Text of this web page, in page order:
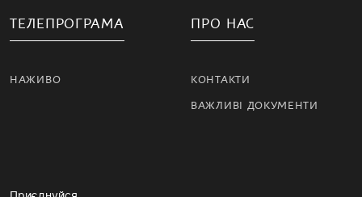
ТЕЛЕПРОГРАМА
НАЖИВО
ПРО НАС
КОНТАКТИ
ВАЖЛИВІ ДОКУМЕНТИ